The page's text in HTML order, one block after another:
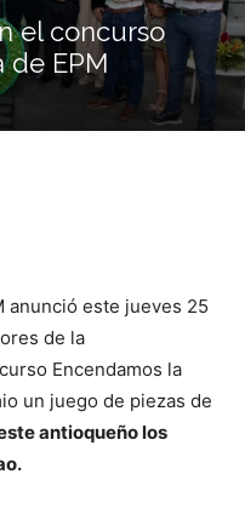
el concurso
de EPM
anunció este jueves 25
de la
Encendamos la
un juego de piezas de
antioqueño los